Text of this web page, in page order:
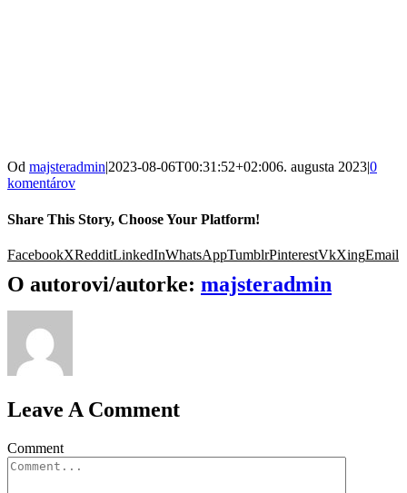
Od majsteradmin|2023-08-06T00:31:52+02:006. augusta 2023|0
komentárov
Share This Story, Choose Your Platform!
FacebookXRedditLinkedInWhatsAppTumblrPinterestVkXingEmail
O autorovi/autorke: majsteradmin
Leave A Comment
Comment